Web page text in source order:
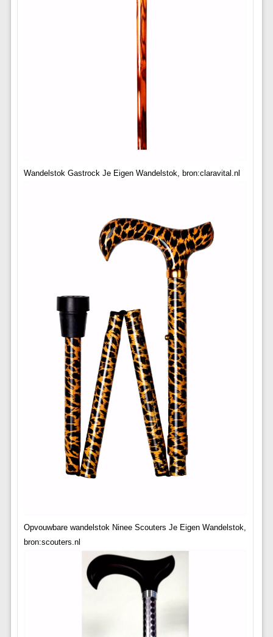
Wandelstok Gastrock Je Eigen Wandelstok, bron:claravital.nl
Opvouwbare wandelstok Ninee Scouters Je Eigen Wandelstok,
bron:scouters.nl